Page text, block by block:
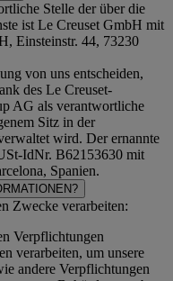
Stelle der über die
ist Le Creuset GmbH mit
Einsteinstr. 44, 73230
von uns entscheiden,
des Le Creuset-
AG als verantwortliche
Sitz in der
wird. Der ernannte
IdNr. B62153630 mit
Spanien.
Zwecke verarbeiten:
Verpflichtungen
verarbeiten, um unsere
andere Verpflichtungen